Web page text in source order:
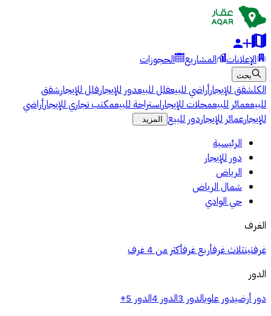
الإعلانات المشاريع الحجوزات
بحث
الكلشقق للإيجارأراضي للبيعفلل للبيعدور للإيجارفلل للإيجارشقق
للبيععمائر للبيعمحلات للإيجاراستراحة للبيعمكتب تجاري للإيجارأراضي
للإيجارعمائر للإيجاردور للبيع المزيد
الرئيسية
دور للإيجار
الرياض
شمال الرياض
حي الوادي
الغرف
غرفتينثلاث غرفأربع غرفأكثر من 4 غرف
الدور
دور أرضيدور علويالدور 3 الدور 4 الدور 5+